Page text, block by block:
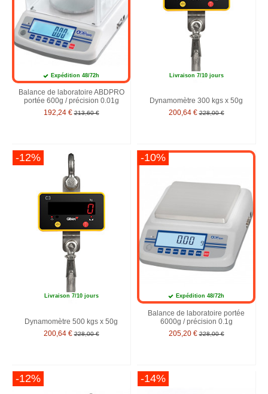
Expédition 48/72h
Balance de laboratoire ABDPRO
portée 600g / précision 0.01g
192,24 € 213,60 €
Livraison 7/10 jours
Dynamomètre 300 kgs x 50g
200,64 € 228,00 €
-12%
Livraison 7/10 jours
Dynamomètre 500 kgs x 50g
200,64 € 228,00 €
-10%
Expédition 48/72h
Balance de laboratoire portée
6000g / précision 0.1g
205,20 € 228,00 €
-12% -14%